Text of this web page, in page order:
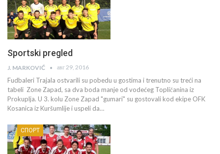
Sportski pregled
J. MARKOVIĆ авг 29, 2016
Fudbaleri Trajala ostvarili su pobedu u gostima i trenutno su treći na
tabeli Zone Zapad, sa dva boda manje od vodećeg Topličanina iz
Prokuplja. U 3. kolu Zone Zapad "gumari" su gostovali kod ekipe OFK
Kosanica iz Kuršumlije i uspeli da…
СПОРТ